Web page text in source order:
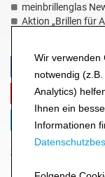
Wir verwenden
notwendig
Analytics)
Ihnen ein
Informationen
meinbrillenglas
Aktion „Brillen für
Sicheres Einkaufen,